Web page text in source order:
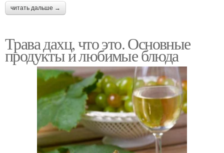
читать дальше →
Трава дахц, что это. Основные
продукты и любимые блюда